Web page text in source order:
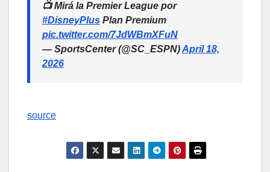
📺 Mirá la Premier League por
#DisneyPlus Plan Premium
pic.twitter.com/7JdWBmXFuN
— SportsCenter (@SC_ESPN)April 18,
2026
source